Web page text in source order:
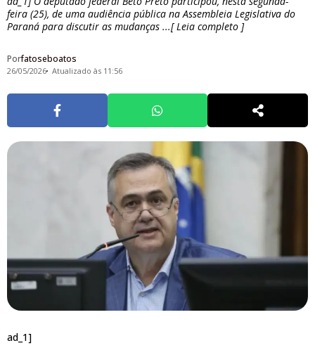
feira (25), de uma audiência pública na Assembleia Legislativa do
Paraná para discutir as mudanças ...[ Leia completo ]
Porfatoseboatos
26/05/2026 Atualizado às 11:56
ad_1]